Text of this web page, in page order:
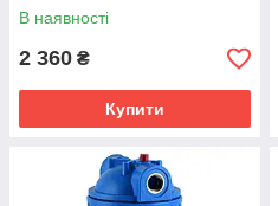
В наявності
2 360 ₴
Купити